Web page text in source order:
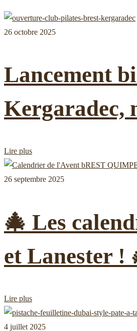
l’article
26 octobre 2025
Lancement
Kergaradec,
Lire plus
26 septembre 2025
🎄 Les
et Lanester !
Lire plus
4 juillet 2025